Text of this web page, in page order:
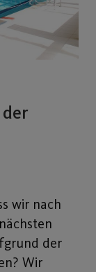
der
wir nach
der
Wir